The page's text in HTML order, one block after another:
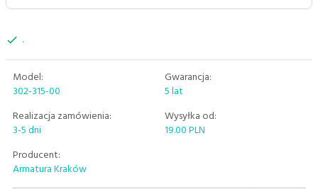
.
Model:
302-315-00
Gwarancja:
5 lat
Realizacja zamówienia:
3-5 dni
Wysyłka od:
19.00 PLN
Producent:
Armatura Kraków